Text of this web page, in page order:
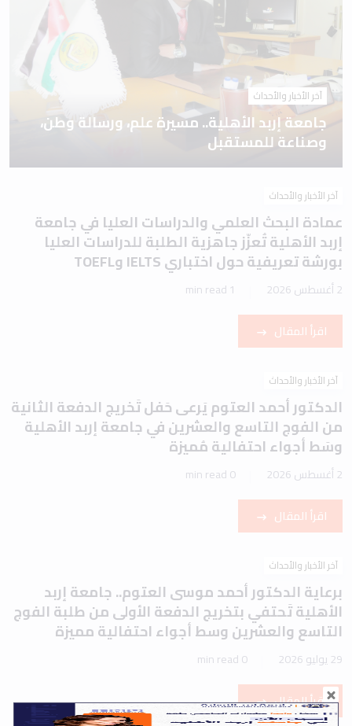
آخر الأخبار والأحداث
جامعة إربد الأهلية.. مسيرة علم، ورسالة وطن،
وصناعة للمستقبل
آخر الأخبار والأحداث
عمادة البحث العلمي والدراسات العليا في جامعة
إربد الأهلية تُعزّز جاهزية الطلبة للدراسات العليا
بورشة تعريفية حول اختباري IELTS وTOEFL
2 أغسطس 2026 1 min read
اقرأ المقال
آخر الأخبار والأحداث
الدكتور أحمد العتوم يَرعى حَفل تَخريج الدفعة الثانية
من الفوج التاسع والعشرين في جامعة إربد الأهلية
وسَط أجواء احتفالية مُميزة
2 أغسطس 2026 0 min read
اقرأ المقال
آخر الأخبار والأحداث
برعاية الدكتور أحمد موسى العتوم.. جامعة إربد
الأهلية تَحتفي بتخريج الدفعة الأولى من طلبة الفوج
التاسع والعشرين وسط أجواء احتفالية مميزة
29 يوليو 2026 0 min read
اقرأ المقال